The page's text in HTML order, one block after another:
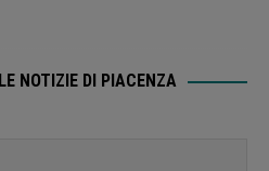
NOTIZIE DI PIACENZA